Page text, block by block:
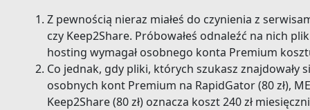
Z pewnością nieraz miałeś do czynienia z
czy Keep2Share. Próbowałeś odnaleźć na nich
hosting wymagał osobnego konta Premium
Co jednak, gdy pliki, których szukasz znajdowały
osobnych kont Premium na RapidGator (80 zł),
Keep2Share (80 zł) oznacza koszt 240 zł